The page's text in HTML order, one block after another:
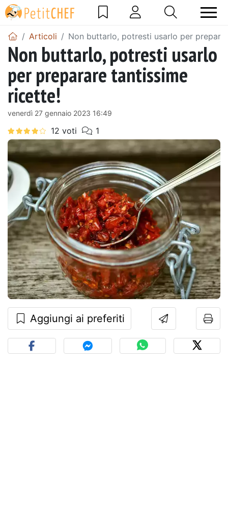
Articoli Non buttarlo, potresti usarlo per
Non buttarlo, potresti usarlo
per preparare tantissime
ricette!
venerdì 27 gennaio 2023 16:49
Aggiungi ai preferiti